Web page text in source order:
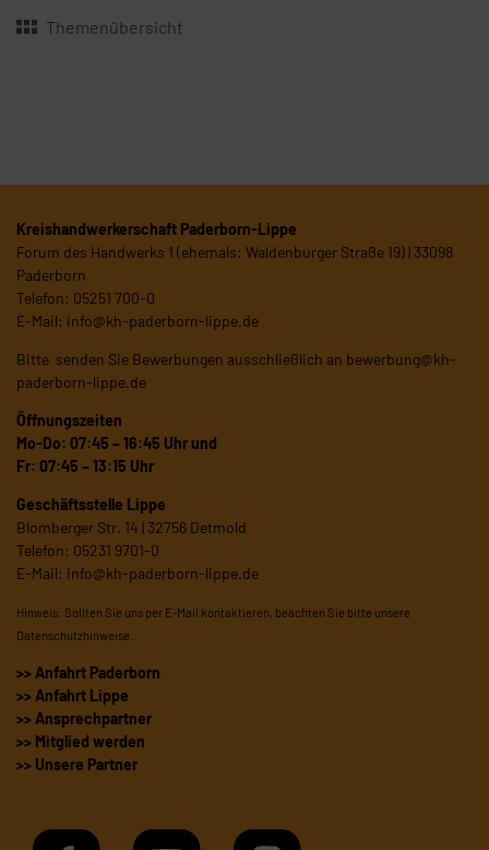
Themenübersicht
Kreishandwerkerschaft Paderborn-Lippe
Forum des Handwerks 1 (ehemals: Waldenburger Straße 19) | 33098
Paderborn
Telefon: 05251 700-0
E-Mail: info@kh-paderborn-lippe.de
Bitte senden Sie Bewerbungen ausschließlich an bewerbung@kh-
paderborn-lippe.de
Öffnungszeiten
Mo-Do: 07:45 – 16:45 Uhr und
Fr: 07:45 – 13:15 Uhr
Geschäftsstelle Lippe
Blomberger Str. 14 | 32756 Detmold
Telefon: 05231 9701-0
E-Mail: info@kh-paderborn-lippe.de
Hinweis: Sollten Sie uns per E-Mail kontaktieren, beachten Sie bitte unsere
Datenschutzhinweise
>> Anfahrt Paderborn
>> Anfahrt Lippe
>> Ansprechpartner
>> Mitglied werden
>> Unsere Partner